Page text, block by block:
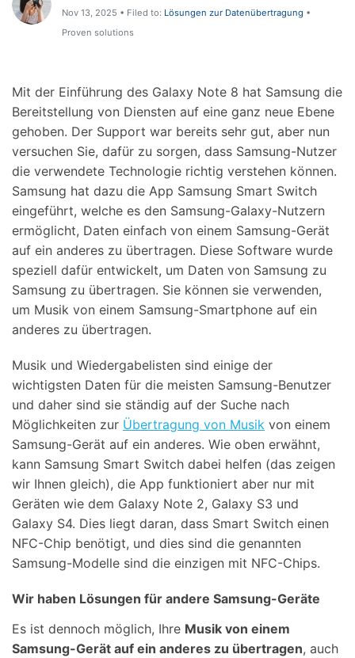
Support
DOWNLOAD Anmelden
Nov 13, 2025 • Filed to: Lösungen zur Datenübertragung •
Proven solutions
Mit der Einführung des Galaxy Note 8 hat Samsung die
Bereitstellung von Diensten auf eine ganz neue Ebene
gehoben. Der Support war bereits sehr gut, aber nun
versuchen Sie, dafür zu sorgen, dass Samsung-Nutzer
die verwendete Technologie richtig verstehen können.
Samsung hat dazu die App Samsung Smart Switch
eingeführt, welche es den Samsung-Galaxy-Nutzern
ermöglicht, Daten einfach von einem Samsung-Gerät
auf ein anderes zu übertragen. Diese Software wurde
speziell dafür entwickelt, um Daten von Samsung zu
Samsung zu übertragen. Sie können sie verwenden,
um Musik von einem Samsung-Smartphone auf ein
anderes zu übertragen.
Musik und Wiedergabelisten sind einige der
wichtigsten Daten für die meisten Samsung-Benutzer
und daher sind sie ständig auf der Suche nach
Möglichkeiten zur Übertragung von Musik von einem
Samsung-Gerät auf ein anderes. Wie oben erwähnt,
kann Samsung Smart Switch dabei helfen (das zeigen
wir Ihnen gleich), die App funktioniert aber nur mit
Geräten wie dem Galaxy Note 2, Galaxy S3 und
Galaxy S4. Dies liegt daran, dass Smart Switch einen
NFC-Chip benötigt, und dies sind die genannten
Samsung-Modelle sind die einzigen mit NFC-Chips.
Wir haben Lösungen für andere Samsung-Geräte
Es ist dennoch möglich, Ihre Musik von einem
Samsung-Gerät auf ein anderes zu übertragen, auch